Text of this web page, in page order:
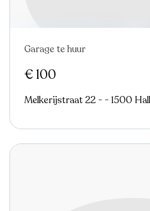
Nieuw
Garage te huur
€ 100
Melkerijstraat 22 - - 1500